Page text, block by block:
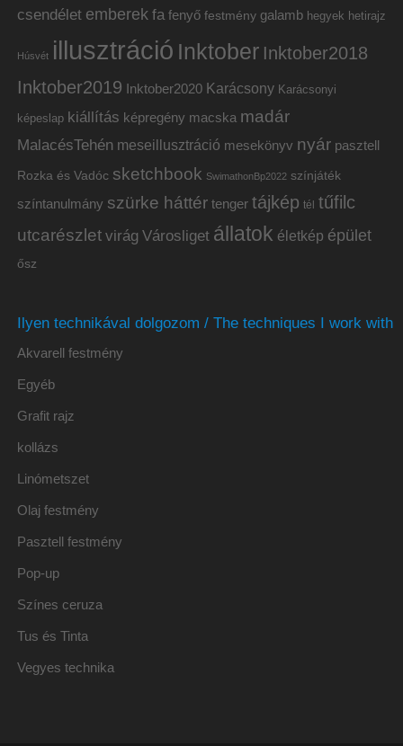
csendélet emberek fa fenyő festmény galamb hegyek hetirajz
Húsvét illusztráció Inktober Inktober2018
Inktober2019 Inktober2020 Karácsony Karácsonyi
képeslap kiállítás képregény macska madár
MalacésTehén meseillusztráció mesekönyv nyár pasztell
Rozka és Vadóc sketchbook SwimathonBp2022 színjáték
színtanulmány szürke háttér tenger tájkép tél tűfilc
utcarészlet virág Városliget állatok életkép épület
ősz
Ilyen technikával dolgozom / The techniques I work with
Akvarell festmény
Egyéb
Grafit rajz
kollázs
Linómetszet
Olaj festmény
Pasztell festmény
Pop-up
Színes ceruza
Tus és Tinta
Vegyes technika